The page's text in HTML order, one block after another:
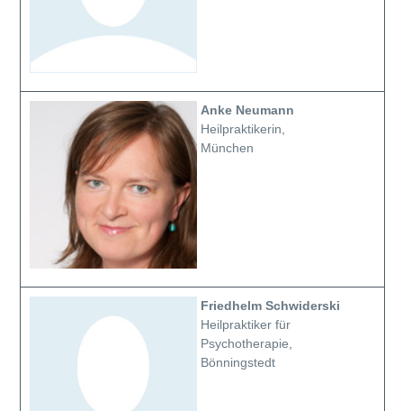
Anke Neumann
Heilpraktikerin,
München
Friedhelm Schwiderski
Heilpraktiker für
Psychotherapie,
Bönningstedt